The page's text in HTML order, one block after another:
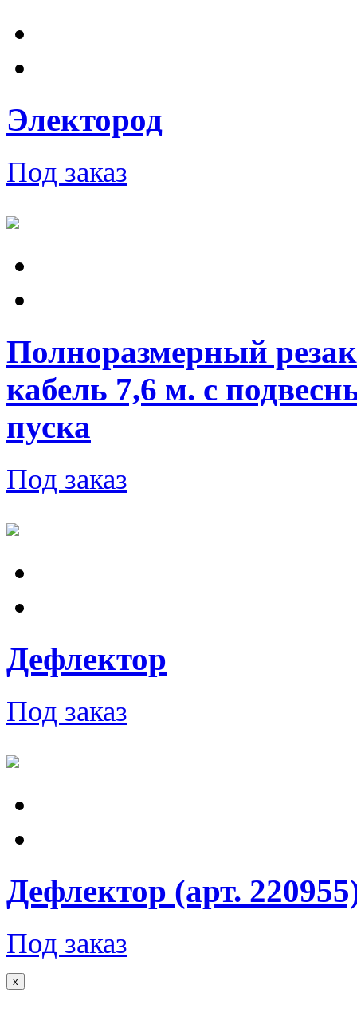
Электород
Под заказ
Полноразмерный
кабель 7,6 м. с
пуска
Под заказ
Дефлектор
Под заказ
Дефлектор (арт.
Под заказ
x